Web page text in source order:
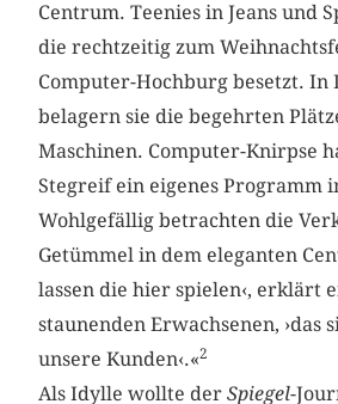
Centrum. Teenies in Jeans und
die rechtzeitig zum
Computer-Hochburg besetzt. In
belagern sie die begehrten
Maschinen. Computer-Knirpse
Stegreif ein eigenes Programm
Wohlgefällig betrachten die
Getümmel in dem eleganten
lassen die hier spielen‹, erklärt
staunenden Erwachsenen, ›das
unsere Kunden‹.«2
Als Idylle wollte derSpiegel-